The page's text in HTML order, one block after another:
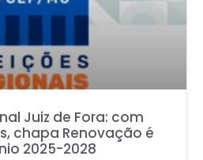
Juiz de Fora: com
chapa Renovação é
2025-2028